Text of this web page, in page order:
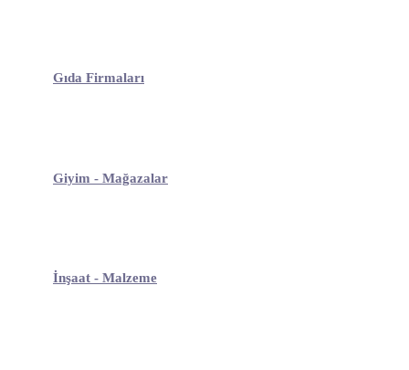
Gıda Firmaları
Giyim - Mağazalar
İnşaat - Malzeme